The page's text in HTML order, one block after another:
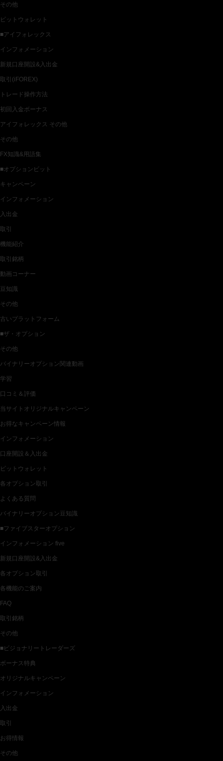
その他
ビットウォレット
■アイフォレックス
インフォメーション
新規口座開設&入出金
取引(iFOREX)
トレード操作方法
初回入金ボーナス
アイフォレックス その他
その他
FX知識&用語集
■オプションビット
キャンペーン
インフォメーション
入出金
取引
機能紹介
取引銘柄
動画コーナー
豆知識
その他
古いプラットフォーム
■ザ・オプション
その他
バイナリーオプション関連動画
学習
口コミ＆評価
当サイトオリジナルキャンペーン
お得なキャンペーン情報
インフォメーション
口座開設＆入出金
ビットウォレット
各オプション取引
よくある質問
バイナリーオプション豆知識
■ファイブスターオプション
インフォメーション five
新規口座開設&入出金
各オプション取引
各機能のご案内
FAQ
取引銘柄
その他
■ビジョナリートレーダーズ
ボーナス特典
オリジナルキャンペーン
インフォメーション
入出金
取引
お得情報
その他